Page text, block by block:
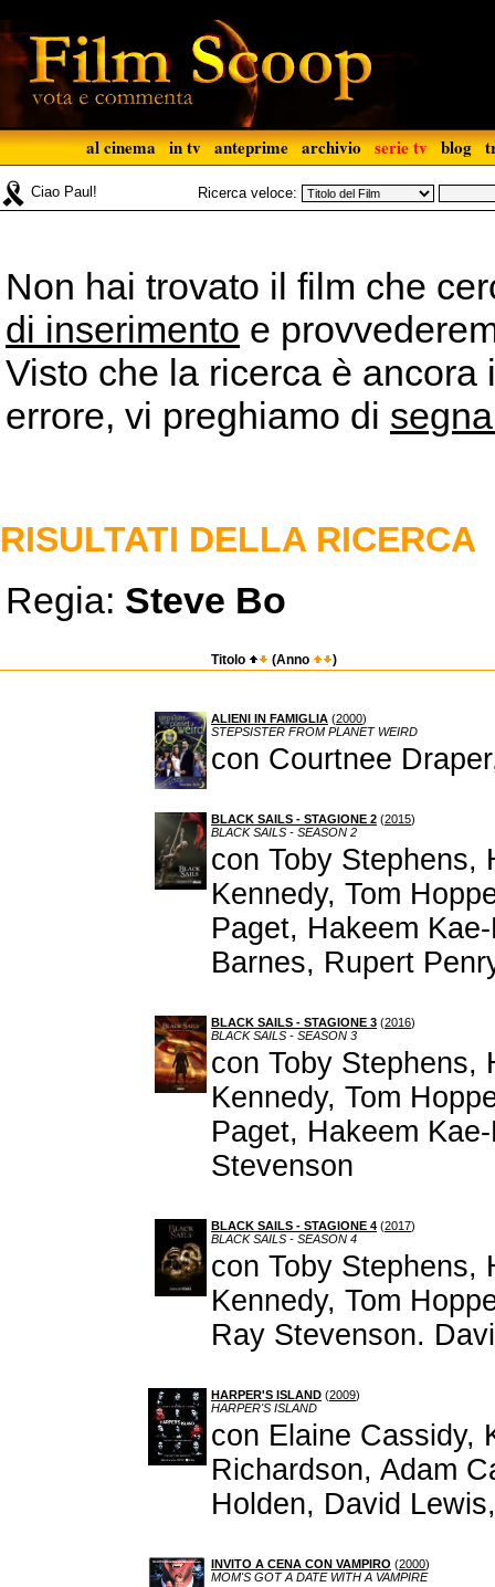
al cinema in tv anteprime archivio serie tv blog
Ciao Paul! Ricerca veloce:
Non hai trovato il film che
di inserimento e
Visto che la ricerca è
errore, vi preghiamo di
RISULTATI DELLA RICERCA
Regia: Steve Bo
Titolo (Anno )
ALIENI IN FAMIGLIA (2000)
STEPSISTER FROM PLANET WEIRD
con Courtnee
BLACK SAILS - STAGIONE 2 (2015)
BLACK SAILS - SEASON 2
con Toby Stephens,
Kennedy, Tom
Paget, Hakeem
Barnes, Rupert
BLACK SAILS - STAGIONE 3 (2016)
BLACK SAILS - SEASON 3
con Toby Stephens,
Kennedy, Tom
Paget, Hakeem
Stevenson
BLACK SAILS - STAGIONE 4 (2017)
BLACK SAILS - SEASON 4
con Toby Stephens,
Kennedy, Tom
Ray Stevenson.
HARPER'S ISLAND (2009)
HARPER'S ISLAND
con Elaine Cassidy,
Richardson, Adam
Holden, David
INVITO A CENA CON VAMPIRO (2000)
MOM'S GOT A DATE WITH A VAMPIRE